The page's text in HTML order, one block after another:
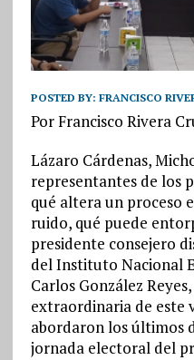
POSTED BY: FRANCISCO
Por Francisco Rivera
Lázaro Cárdenas,
representantes de los
qué altera un proceso
ruido, qué puede
presidente consejero
del Instituto Nacional
Carlos González
extraordinaria de este
abordaron los últimos
jornada electoral del